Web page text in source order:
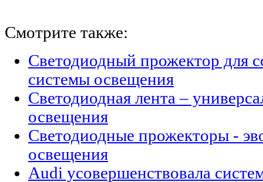
Смотрите также:
Светодиодный прожектор для
системы освещения
Светодиодная лента –
освещения
Cветодиодные прожекторы -
освещения
Audi усовершенствовала